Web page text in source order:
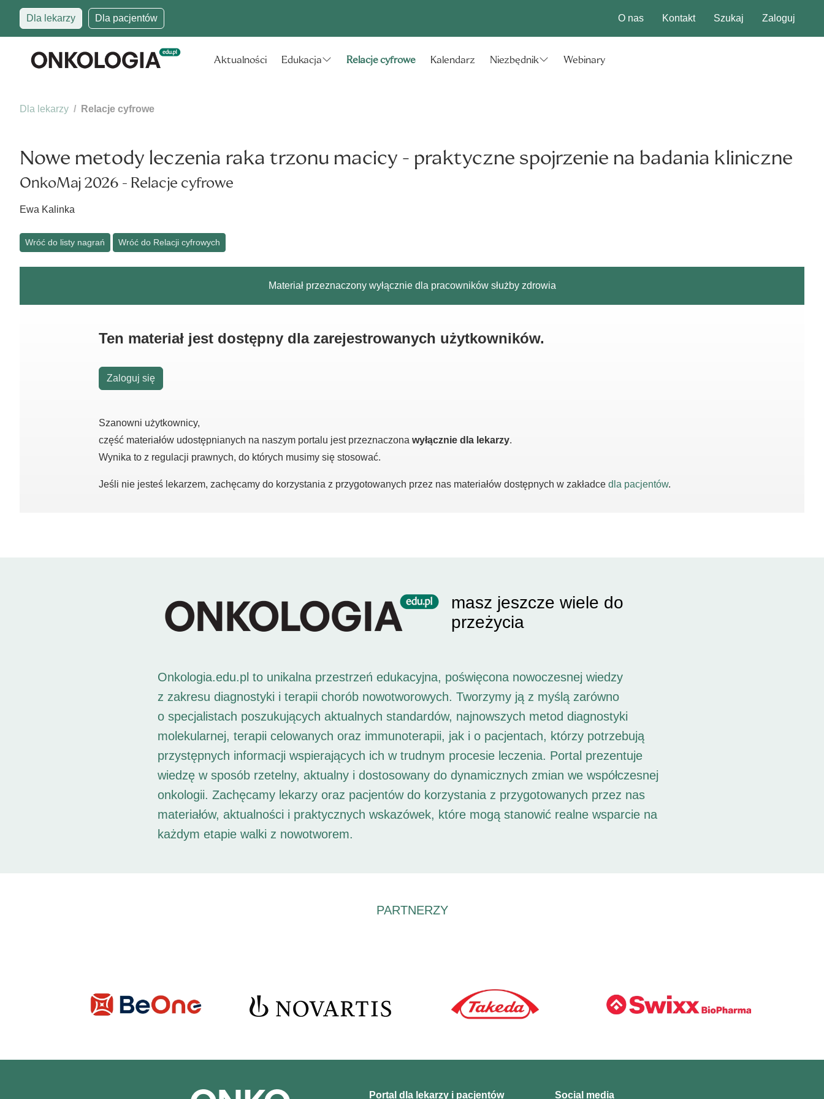
Dla lekarzy Dla pacjentów O nas Kontakt Szukaj Zaloguj
Aktualności Edukacja Relacje cyfrowe Kalendarz Niezbędnik Webinary
Dla lekarzy Relacje cyfrowe
Nowe metody leczenia raka trzonu macicy - praktyczne spojrzenie na badania kliniczne
OnkoMaj 2026 - Relacje cyfrowe
Ewa Kalinka
Wróć do listy nagrań Wróć do Relacji cyfrowych
Materiał przeznaczony wyłącznie dla pracowników służby zdrowia
Ten materiał jest dostępny dla zarejestrowanych użytkowników.
Zaloguj się
Szanowni użytkownicy,
część materiałów udostępnianych na naszym portalu jest przeznaczona wyłącznie dla lekarzy.
Wynika to z regulacji prawnych, do których musimy się stosować.
Jeśli nie jesteś lekarzem, zachęcamy do korzystania z przygotowanych przez nas materiałów dostępnych w zakładce dla pacjentów.
masz jeszcze wiele do
przeżycia
Onkologia.edu.pl to unikalna przestrzeń edukacyjna, poświęcona nowoczesnej wiedzy
z zakresu diagnostyki i terapii chorób nowotworowych. Tworzymy ją z myślą zarówno
o specjalistach poszukujących aktualnych standardów, najnowszych metod diagnostyki
molekularnej, terapii celowanych oraz immunoterapii, jak i o pacjentach, którzy potrzebują
przystępnych informacji wspierających ich w trudnym procesie leczenia. Portal prezentuje
wiedzę w sposób rzetelny, aktualny i dostosowany do dynamicznych zmian we współczesnej
onkologii. Zachęcamy lekarzy oraz pacjentów do korzystania z przygotowanych przez nas
materiałów, aktualności i praktycznych wskazówek, które mogą stanowić realne wsparcie na
każdym etapie walki z nowotworem.
PARTNERZY
Portal dla lekarzy i pacjentów Social media